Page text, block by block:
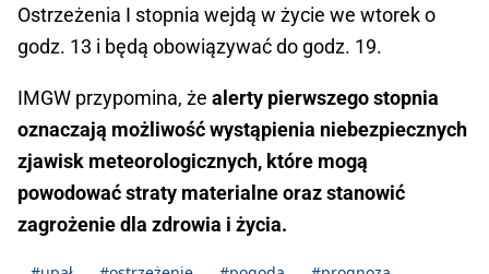
Ostrzeżenia I stopnia wejdą w życie we wtorek o
godz. 13 i będą obowiązywać do godz. 19.
IMGW przypomina, że alerty pierwszego stopnia
oznaczają możliwość wystąpienia niebezpiecznych
zjawisk meteorologicznych, które mogą
powodować straty materialne oraz stanowić
zagrożenie dla zdrowia i życia.